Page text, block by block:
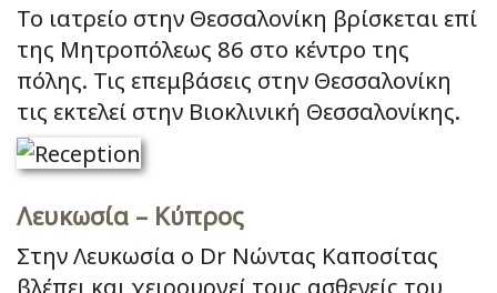
Το ιατρείο στην Θεσσαλονίκη βρίσκεται επί
της Μητροπόλεως 86 στο κέντρο της
πόλης. Τις επεμβάσεις στην Θεσσαλονίκη
τις εκτελεί στην Βιοκλινική Θεσσαλονίκης.
Λευκωσία – Κύπρος
Στην Λευκωσία ο Dr Νώντας Καποσίτας
βλέπει και χειρουργεί τους ασθενείς του